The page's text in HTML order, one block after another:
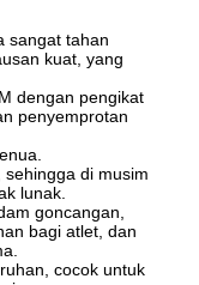
sangat tahan
kuat, yang
dengan pengikat
penyemprotan
di musim
lunak.
goncangan,
bagi atlet, dan
cocok untuk